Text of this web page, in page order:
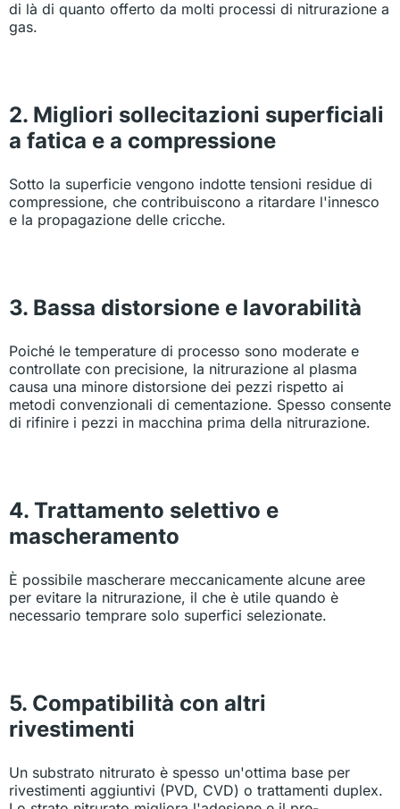
di là di quanto offerto da molti processi di nitrurazione a
gas.
2. Migliori sollecitazioni superficiali
a fatica e a compressione
Sotto la superficie vengono indotte tensioni residue di
compressione, che contribuiscono a ritardare l'innesco
e la propagazione delle cricche.
3. Bassa distorsione e lavorabilità
Poiché le temperature di processo sono moderate e
controllate con precisione, la nitrurazione al plasma
causa una minore distorsione dei pezzi rispetto ai
metodi convenzionali di cementazione. Spesso consente
di rifinire i pezzi in macchina prima della nitrurazione.
4. Trattamento selettivo e
mascheramento
È possibile mascherare meccanicamente alcune aree
per evitare la nitrurazione, il che è utile quando è
necessario temprare solo superfici selezionate.
5. Compatibilità con altri
rivestimenti
Un substrato nitrurato è spesso un'ottima base per
rivestimenti aggiuntivi (PVD, CVD) o trattamenti duplex.